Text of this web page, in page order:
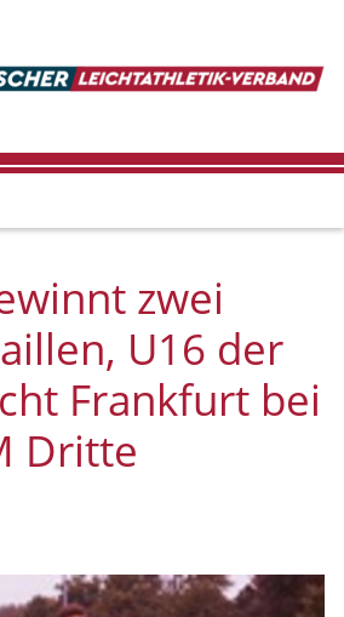
zwei
U16 der
Frankfurt bei
Dritte